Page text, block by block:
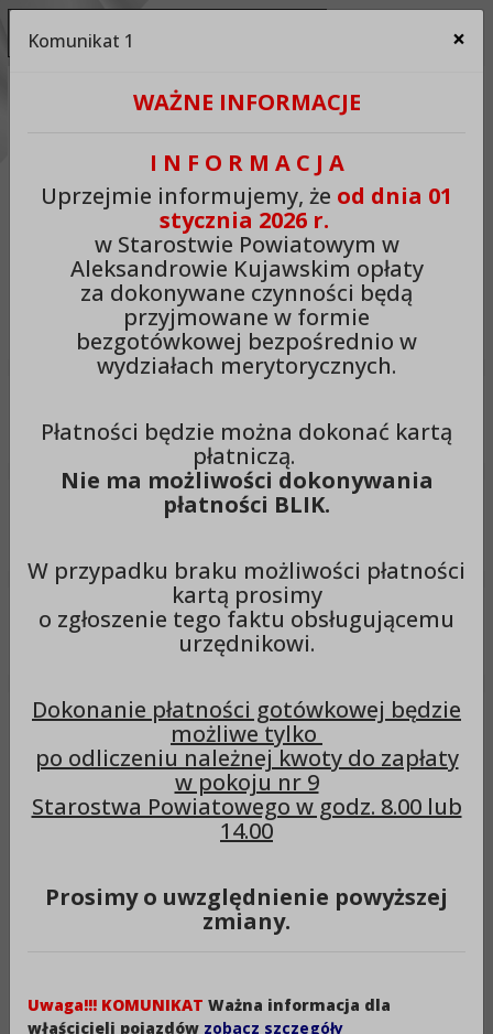
Ukryj panel ułatwień dostępu
A++ Zmień odstęp między literami
Zmień interlinię i margines
Czytaj odnośniki Czytaj tekst
Aleksandrowie Kujawskim
Menu
znak sprawy
AB.6740.194.2024
INFORMACJA z dn.
Znak sprawy:
AB.6740.194.2024
Komunikat 1 ×
WAŻNE INFORMACJE
I N F O R M A C J A
Uprzejmie informujemy, że od dnia 01
stycznia 2026 r.
w Starostwie Powiatowym w
Aleksandrowie Kujawskim opłaty
za dokonywane czynności będą
przyjmowane w formie
bezgotówkowej bezpośrednio w
wydziałach merytorycznych.
Płatności będzie można dokonać kartą
płatniczą.
Nie ma możliwości dokonywania
płatności BLIK.
W przypadku braku możliwości płatności
kartą prosimy
o zgłoszenie tego faktu obsługującemu
urzędnikowi.
Dokonanie płatności gotówkowej będzie
możliwe tylko
po odliczeniu należnej kwoty do zapłaty
w pokoju nr 9
Starostwa Powiatowego w godz. 8.00 lub
14.00
Prosimy o uwzględnienie powyższej
zmiany.
Uwaga!!! KOMUNIKAT Ważna informacja dla
właścicieli pojazdów zobacz szczegóły